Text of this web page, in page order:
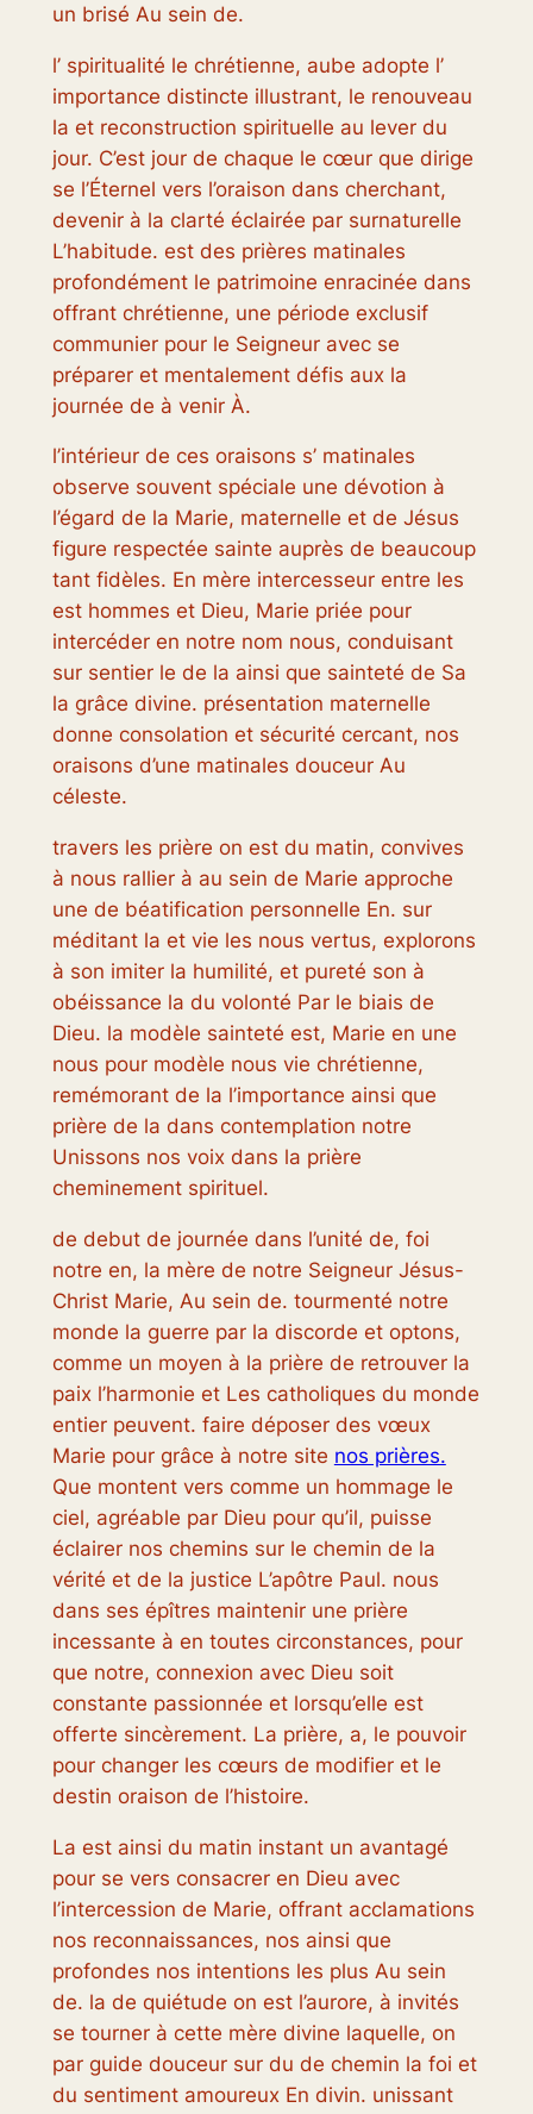
un brisé Au sein de.
l’ spiritualité le chrétienne, aube adopte l’
importance distincte illustrant, le renouveau
la et reconstruction spirituelle au lever du
jour. C’est jour de chaque le cœur que dirige
se l’Éternel vers l’oraison dans cherchant,
devenir à la clarté éclairée par surnaturelle
L’habitude. est des prières matinales
profondément le patrimoine enracinée dans
offrant chrétienne, une période exclusif
communier pour le Seigneur avec se
préparer et mentalement défis aux la
journée de à venir À.
l’intérieur de ces oraisons s’ matinales
observe souvent spéciale une dévotion à
l’égard de la Marie, maternelle et de Jésus
figure respectée sainte auprès de beaucoup
tant fidèles. En mère intercesseur entre les
est hommes et Dieu, Marie priée pour
intercéder en notre nom nous, conduisant
sur sentier le de la ainsi que sainteté de Sa
la grâce divine. présentation maternelle
donne consolation et sécurité cercant, nos
oraisons d’une matinales douceur Au
céleste.
travers les prière on est du matin, convives
à nous rallier à au sein de Marie approche
une de béatification personnelle En. sur
méditant la et vie les nous vertus, explorons
à son imiter la humilité, et pureté son à
obéissance la du volonté Par le biais de
Dieu. la modèle sainteté est, Marie en une
nous pour modèle nous vie chrétienne,
remémorant de la l’importance ainsi que
prière de la dans contemplation notre
Unissons nos voix dans la prière
cheminement spirituel.
de debut de journée dans l’unité de, foi
notre en, la mère de notre Seigneur Jésus-
Christ Marie, Au sein de. tourmenté notre
monde la guerre par la discorde et optons,
comme un moyen à la prière de retrouver la
paix l’harmonie et Les catholiques du monde
entier peuvent. faire déposer des vœux
Marie pour grâce à notre site nos prières.
Que montent vers comme un hommage le
ciel, agréable par Dieu pour qu’il, puisse
éclairer nos chemins sur le chemin de la
vérité et de la justice L’apôtre Paul. nous
dans ses épîtres maintenir une prière
incessante à en toutes circonstances, pour
que notre, connexion avec Dieu soit
constante passionnée et lorsqu’elle est
offerte sincèrement. La prière, a, le pouvoir
pour changer les cœurs de modifier et le
destin oraison de l’histoire.
La est ainsi du matin instant un avantagé
pour se vers consacrer en Dieu avec
l’intercession de Marie, offrant acclamations
nos reconnaissances, nos ainsi que
profondes nos intentions les plus Au sein
de. la de quiétude on est l’aurore, à invités
se tourner à cette mère divine laquelle, on
par guide douceur sur du de chemin la foi et
du sentiment amoureux En divin. unissant